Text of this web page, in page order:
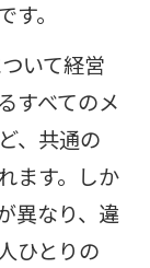
。
いて経営
すべてのメ
、共通の
ます。しか
異なり、違
ひとりの